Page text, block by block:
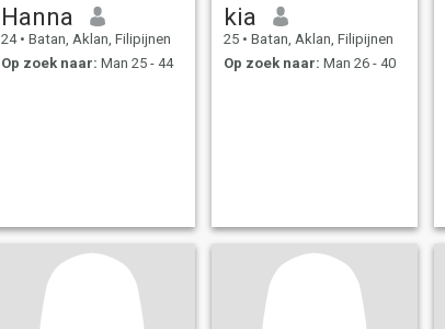
Hanna
24 • Batan, Aklan, Filipijnen
Op zoek naar: Man 25 - 44
kia
25 • Batan, Aklan, Filipijnen
Op zoek naar: Man 26 - 40